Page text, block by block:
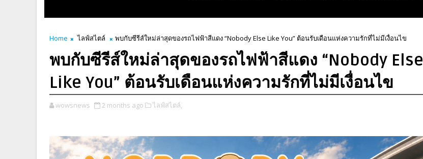
Home ไลฟ์สไตล์ พบกับซีรีส์ใหม่ล่าสุดของรถไฟฟ้าสีแดง “Nobody Else Like You” ต้อนรับเดือนแห่งความรักที่ไม่มีเงื่อนไข
พบกับซีรีส์ใหม่ล่าสุดของรถไฟฟ้าสีแดง “Nobody Else
Like You” ต้อนรับเดือนแห่งความรักที่ไม่มีเงื่อนไข
wowsnews 2 months ago ไลฟ์สไตล์,